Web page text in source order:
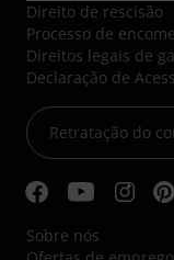
Direito de rescisão
Processo de
Direitos legais de
Declaração de
Retratação do
Sobre nós